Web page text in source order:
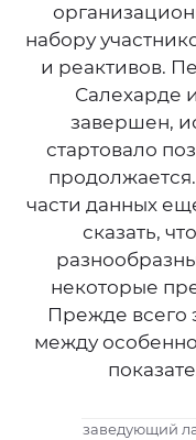
набору
и реактивов.
Салехарде
завершен,
стартовало
части данных
сказать,
некоторые
Прежде всего
между
заведующий